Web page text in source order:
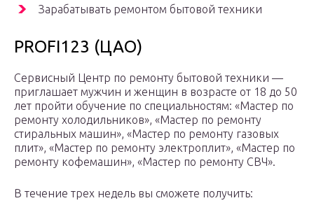
Зарабатывать ремонтом бытовой техники
PROFI123 (ЦАО)
Сервисный Центр по ремонту бытовой техники —
приглашает мужчин и женщин в возрасте от 18 до 50
лет пройти обучение по специальностям: «Мастер по
ремонту холодильников», «Мастер по ремонту
стиральных машин», «Мастер по ремонту газовых
плит», «Мастер по ремонту электроплит», «Мастер по
ремонту кофемашин», «Мастер по ремонту СВЧ».
В течение трех недель вы сможете получить: